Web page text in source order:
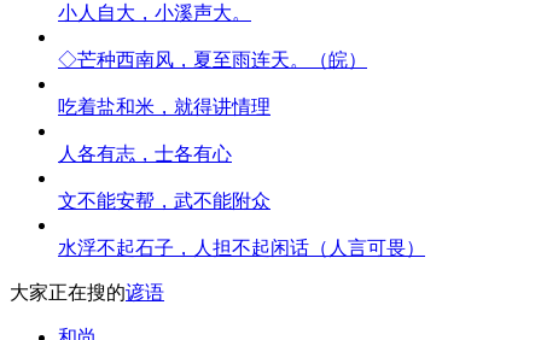
小人自大，小溪声大。
◇芒种西南风，夏至雨连天。（皖）
吃着盐和米，就得讲情理
人各有志，士各有心
文不能安帮，武不能附众
水浮不起石子，人担不起闲话（人言可畏）
大家正在搜的谚语